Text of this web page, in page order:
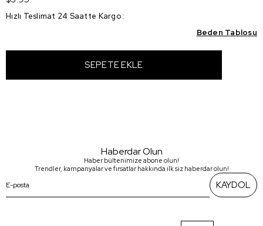
Hızlı Teslimat 24 Saatte Kargo :
Beden Tablosu
Haberdar Olun
Haber bültenimize abone olun!
Trendler, kampanyalar ve fırsatlar hakkında ilk siz haberdar olun!
KAYDOL